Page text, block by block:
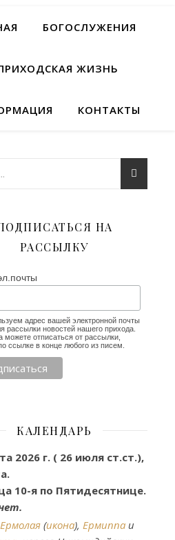
БОГОСЛУЖЕНИЯ
ЖИЗНЬ
КОНТАКТЫ
НА
РАССЫЛКУ
адрес вашей электронной почты
рассылки новостей нашего прихода.
можете отписаться от рассылки,
ссылке в конце любого из писем.
КАЛЕНДАРЬ
2026 г. ( 26 июля ст.ст.),
10-я по Пятидесятнице.
Ермолая (икона), Ермиппа и